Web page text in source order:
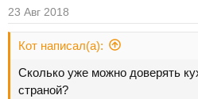
23 Авг 2018
Кот написал(а):
Сколько уже можно доверять
страной?